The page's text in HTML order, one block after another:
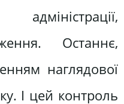
Останнє,
наглядової
І цей контроль